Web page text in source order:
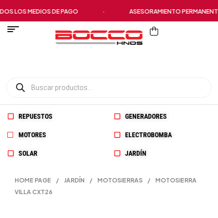
LOS MEDIOS DE PAGO ASESORAMIENTO PERMANENTE
REPUESTOS GENERADORES
MOTORES ELECTROBOMBA
SOLAR JARDÍN
HOME PAGE / JARDÍN / MOTOSIERRAS /
MOTOSIERRA
VILLA CXT26